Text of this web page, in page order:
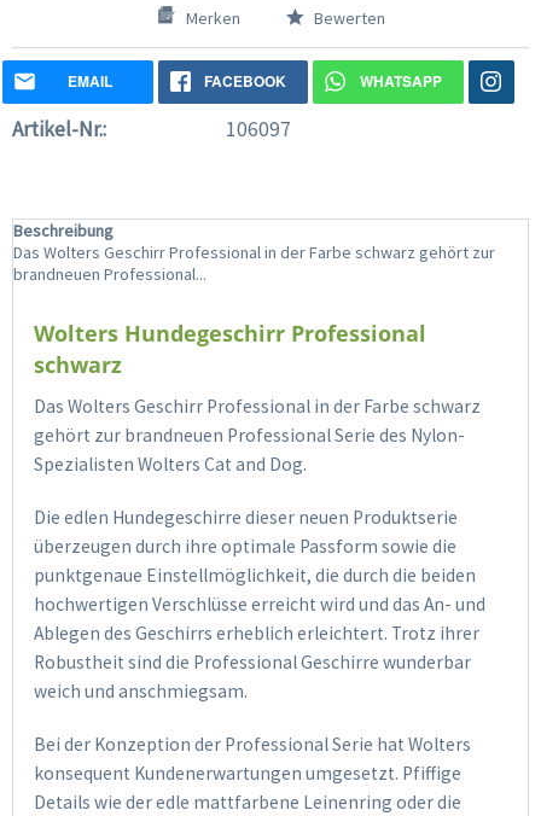
Merken Bewerten
EMAIL FACEBOOK WHATSAPP
Artikel-Nr.: 106097
Beschreibung
Das Wolters Geschirr Professional in der Farbe schwarz gehört zur
brandneuen Professional...
Wolters Hundegeschirr Professional
schwarz
Das Wolters Geschirr Professional in der Farbe schwarz
gehört zur brandneuen Professional Serie des Nylon-
Spezialisten Wolters Cat and Dog.
Die edlen Hundegeschirre dieser neuen Produktserie
überzeugen durch ihre optimale Passform sowie die
punktgenaue Einstellmöglichkeit, die durch die beiden
hochwertigen Verschlüsse erreicht wird und das An- und
Ablegen des Geschirrs erheblich erleichtert. Trotz ihrer
Robustheit sind die Professional Geschirre wunderbar
weich und anschmiegsam.
Bei der Konzeption der Professional Serie hat Wolters
konsequent Kundenerwartungen umgesetzt. Pfiffige
Details wie der edle mattfarbene Leinenring oder die